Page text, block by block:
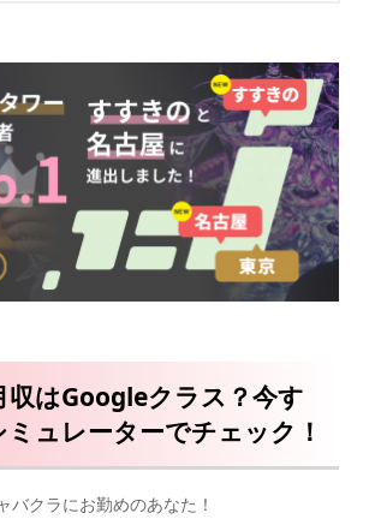
収はGoogleクラス？今す
ミュレーターでチェック！
バクラにお勤めのあなた！